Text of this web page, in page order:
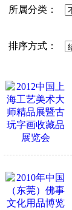
所属分类：
排序方式：